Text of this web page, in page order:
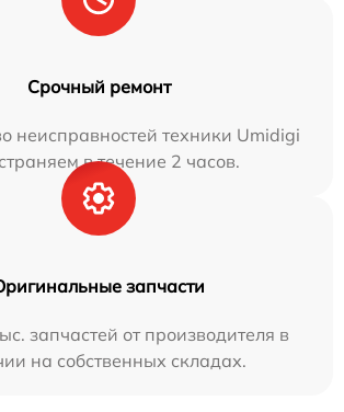
Срочный ремонт
неисправностей техники Umidigi
в течение 2 часов.
запчасти
запчастей от производителя в
на собственных складах.